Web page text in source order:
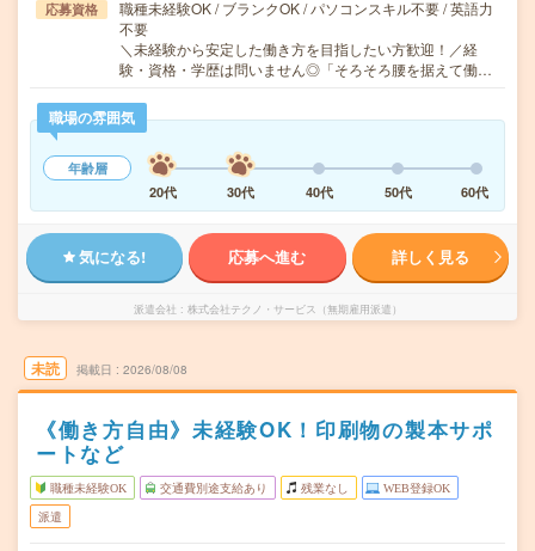
応募資格
職種未経験OK / ブランクOK / パソコンスキル不要 / 英語力
不要
＼未経験から安定した働き方を目指したい方歓迎！／経
験・資格・学歴は問いません◎「そろそろ腰を据えて働…
職場の雰囲気
年齢層
20代
30代 40代 50代 60代
気になる! 応募へ進む 詳しく見る
派遣会社 株式会社テクノ・サービス（無期雇用派遣）
未読 掲載日 2026/08/08
《働き方自由》未経験OK！印刷物の製本サポ
ートなど
職種未経験OK 交通費別途支給あり 残業なし WEB登録OK
派遣